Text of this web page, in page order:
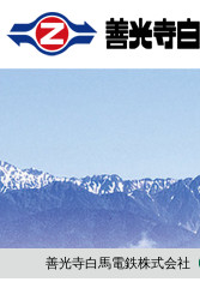
善光寺白馬電鉄株式会社